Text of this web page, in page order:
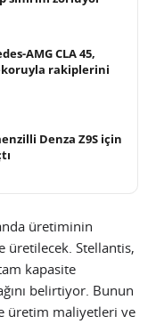
AMG CLA 45,
rakiplerini
Denza Z9S için
üretiminin
üretilecek. Stellantis,
kapasite
belirtiyor. Bunun
üretim maliyetleri ve